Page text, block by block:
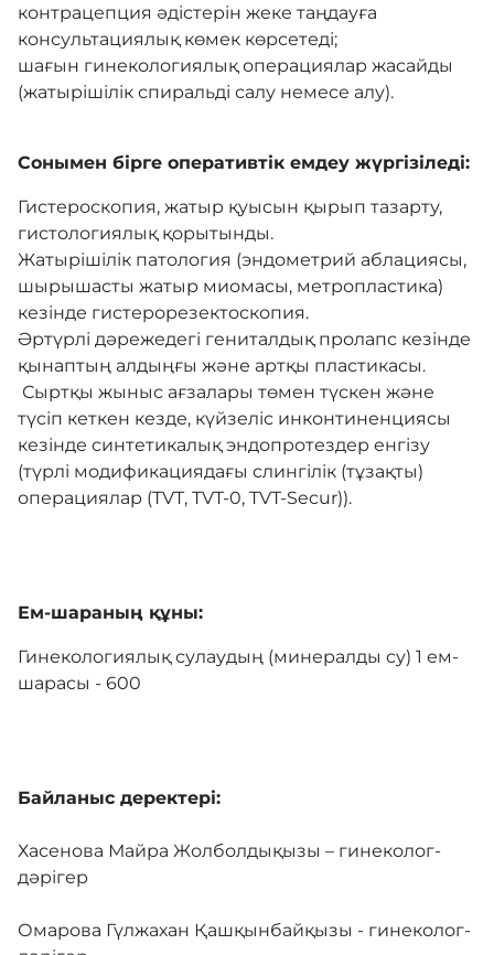
контрацепция әдістерін жеке таңдауға
консультациялық көмек көрсетеді;
шағын гинекологиялық операциялар жасайды
(жатырішілік спиральді салу немесе алу).
Сонымен бірге оперативтік емдеу жүргізіледі:
Гистероскопия, жатыр қуысын қырып тазарту,
гистологиялық қорытынды.
Жатырішілік патология (эндометрий аблациясы,
шырышасты жатыр миомасы, метропластика)
кезінде гистерорезектоскопия.
Әртүрлі дәрежедегі гениталдық пролапс кезінде
қынаптың алдыңғы және артқы пластикасы.
Сыртқы жыныс ағзалары төмен түскен және
түсіп кеткен кезде, күйзеліс инконтиненциясы
кезінде синтетикалық эндопротездер енгізу
(түрлі модификациядағы слингілік (тұзақты)
операциялар (TVT, TVT-0, TVT-Secur)).
Ем-шараның құны:
Гинекологиялық сулаудың (минералды су) 1 ем-
шарасы - 600
Байланыс деректері:
Хасенова Майра Жолболдықызы – гинеколог-
дәрігер
Омарова Гүлжахан Қашқынбайқызы - гинеколог-